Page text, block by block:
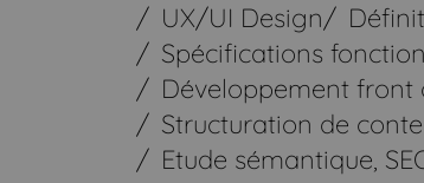
UX/UI Design
Spécifications
Développement
Structuration de
Etude sémantique,